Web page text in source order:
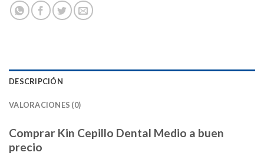
DESCRIPCIÓN
VALORACIONES (0)
Comprar Kin Cepillo Dental Medio a buen
precio